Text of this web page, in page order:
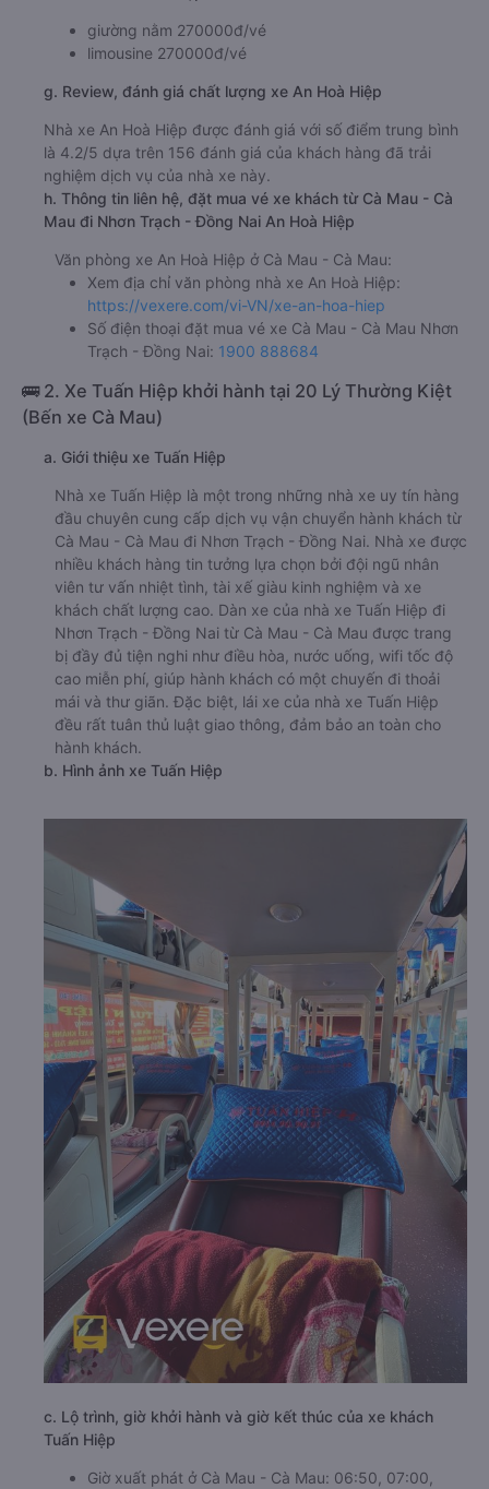
giường nằm 270000đ/vé
limousine 270000đ/vé
g. Review, đánh giá chất lượng xe An Hoà Hiệp
Nhà xe An Hoà Hiệp được đánh giá với số điểm trung bình
là 4.2/5 dựa trên 156 đánh giá của khách hàng đã trải
nghiệm dịch vụ của nhà xe này.
h. Thông tin liên hệ, đặt mua vé xe khách từ Cà Mau - Cà
Mau đi Nhơn Trạch - Đồng Nai An Hoà Hiệp
Văn phòng xe An Hoà Hiệp ở Cà Mau - Cà Mau:
Xem địa chỉ văn phòng nhà xe An Hoà Hiệp:
https://vexere.com/vi-VN/xe-an-hoa-hiep
Số điện thoại đặt mua vé xe Cà Mau - Cà Mau Nhơn
Trạch - Đồng Nai: 1900 888684
🚌 2. Xe Tuấn Hiệp khởi hành tại 20 Lý Thường Kiệt
(Bến xe Cà Mau)
a. Giới thiệu xe Tuấn Hiệp
Nhà xe Tuấn Hiệp là một trong những nhà xe uy tín hàng
đầu chuyên cung cấp dịch vụ vận chuyển hành khách từ
Cà Mau - Cà Mau đi Nhơn Trạch - Đồng Nai. Nhà xe được
nhiều khách hàng tin tưởng lựa chọn bởi đội ngũ nhân
viên tư vấn nhiệt tình, tài xế giàu kinh nghiệm và xe
khách chất lượng cao. Dàn xe của nhà xe Tuấn Hiệp đi
Nhơn Trạch - Đồng Nai từ Cà Mau - Cà Mau được trang
bị đầy đủ tiện nghi như điều hòa, nước uống, wifi tốc độ
cao miễn phí, giúp hành khách có một chuyến đi thoải
mái và thư giãn. Đặc biệt, lái xe của nhà xe Tuấn Hiệp
đều rất tuân thủ luật giao thông, đảm bảo an toàn cho
hành khách.
b. Hình ảnh xe Tuấn Hiệp
c. Lộ trình, giờ khởi hành và giờ kết thúc của xe khách
Tuấn Hiệp
Giờ xuất phát ở Cà Mau - Cà Mau: 06:50, 07:00,